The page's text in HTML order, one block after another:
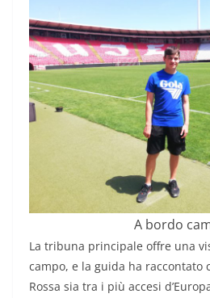
A bordo
La tribuna principale offre una
campo, e la guida ha raccontato
Rossa sia tra i più accesi